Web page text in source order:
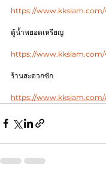
https://
ตู้น้ำหยอดเหรียญ
https://
ร้านสะดวกซัก
https://www.kksiam.com/